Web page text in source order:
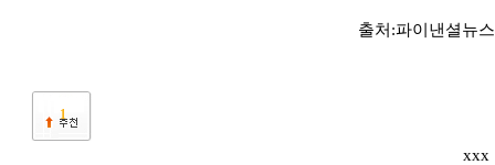
출처:파이낸셜뉴스
1
xxx